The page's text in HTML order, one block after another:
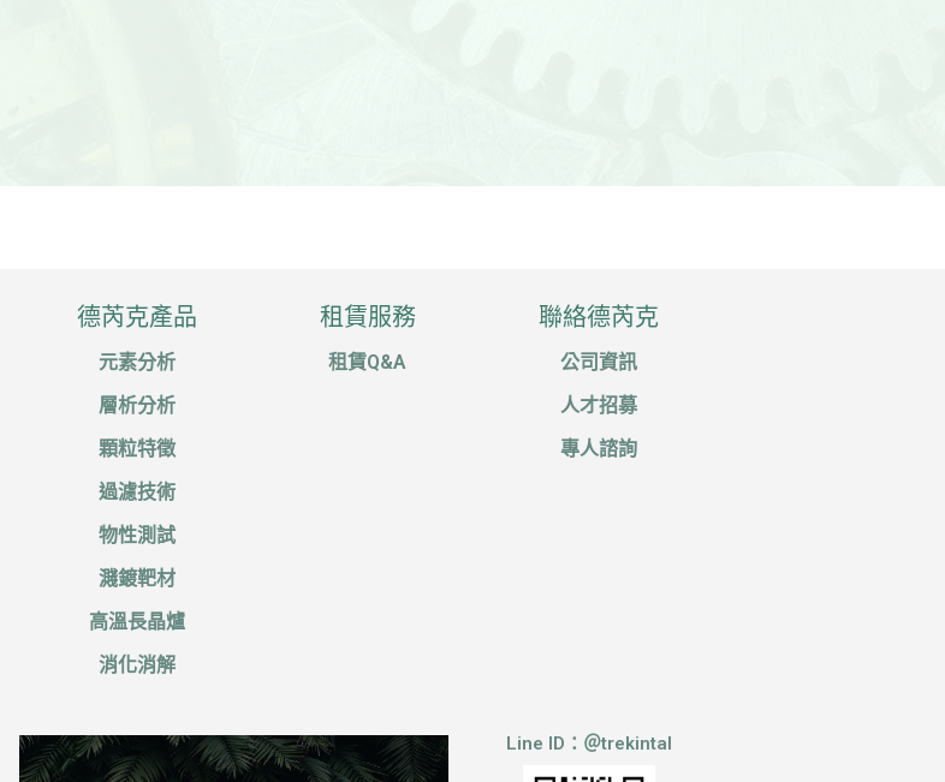
德芮克產品 租賃服務 聯絡德芮克
元素分析
層析分析
顆粒特徵
過濾技術
物性測試
濺鍍靶材
高溫長晶爐
消化消解
租賃Q&A
公司資訊
人才招募
專人諮詢
Line ID：＠trekintal